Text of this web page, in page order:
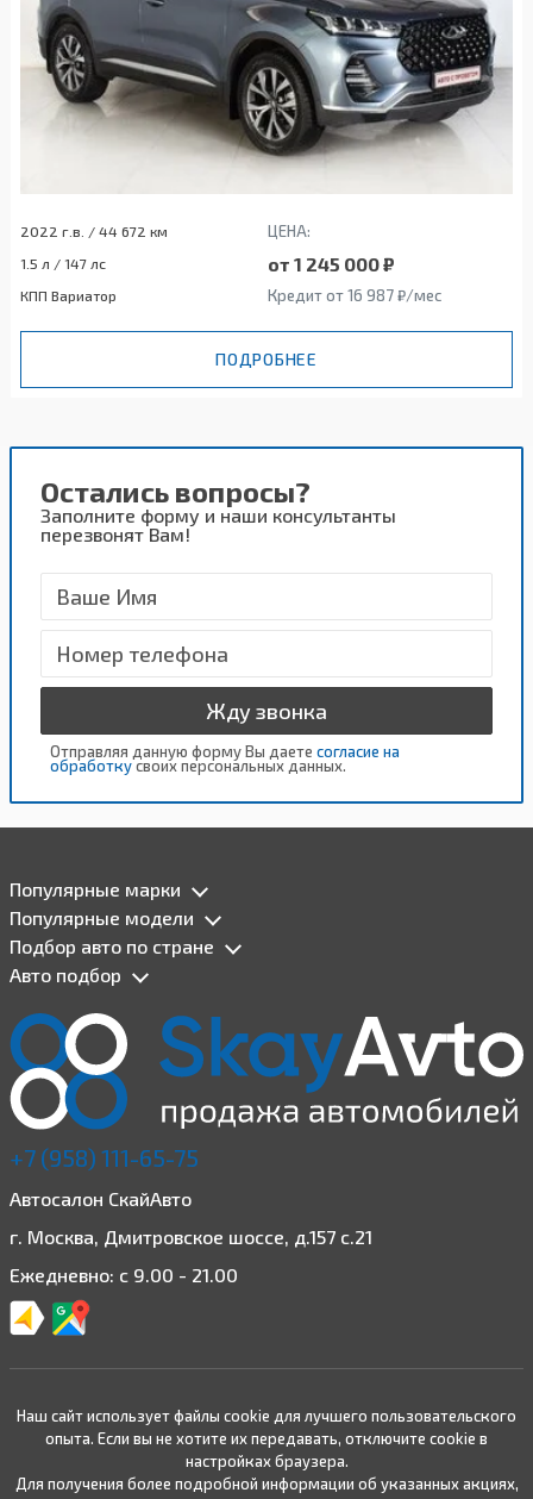
2022 г.в. / 44 672 км ЦЕНА:
1.5 л / 147 лс от 1 245 000 ₽
КПП Вариатор Кредит от 16 987 ₽/мес
ПОДРОБНЕЕ
Остались вопросы?
Заполните форму и наши консультанты
перезвонят Вам!
Жду звонка
Отправляя данную форму Вы даете согласие на
обработкусвоих персональных данных.
Популярные марки
Популярные модели
Подбор авто по стране
Авто подбор
+7 (958) 111-65-75
Автосалон СкайАвто
г. Москва, Дмитровское шоссе, д.157 с.21
Ежедневно: с 9.00 - 21.00
Наш сайт использует файлы cookie для лучшего пользовательского
опыта. Если вы не хотите их передавать, отключите cookie в
настройках браузера.
Для получения более подробной информации об указанных акциях,